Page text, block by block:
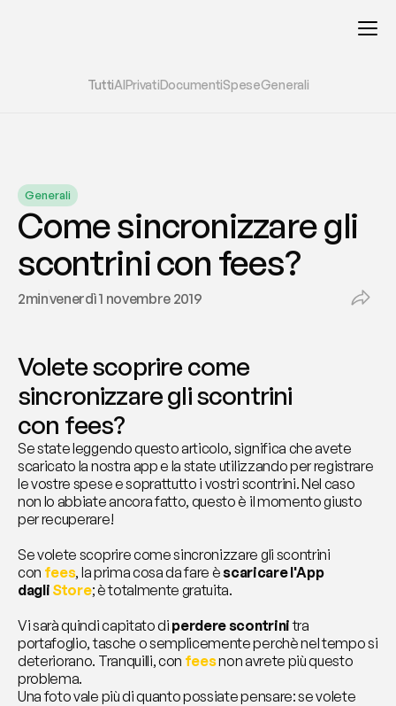
TuttiAIPrivatiDocumentiSpeseGenerali
Generali
Come sincronizzare gli
scontrini con fees?
2minvenerdì 1 novembre 2019
Volete scoprire come
sincronizzare gli scontrini
con fees?
Se state leggendo questo articolo, significa che avete
scaricato la nostra app e la state utilizzando per registrare
le vostre spese e soprattutto i vostri scontrini. Nel caso
non lo abbiate ancora fatto, questo è il momento giusto
per recuperare!
Se volete scoprire come sincronizzare gli scontrini
con fees, la prima cosa da fare è scaricare l'App
dagli Store; è totalmente gratuita.
Vi sarà quindi capitato di perdere scontrini tra
portafoglio, tasche o semplicemente perchè nel tempo si
deteriorano. Tranquilli, con fees non avrete più questo
problema.
Una foto vale più di quanto possiate pensare: se volete